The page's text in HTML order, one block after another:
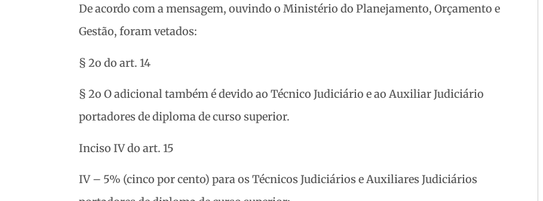
De acordo com a mensagem, ouvindo o Ministério do Planejamento, Orçamento e
Gestão, foram vetados:
§ 2o do art. 14
§ 2o O adicional também é devido ao Técnico Judiciário e ao Auxiliar Judiciário
portadores de diploma de curso superior.
Inciso IV do art. 15
IV – 5% (cinco por cento) para os Técnicos Judiciários e Auxiliares Judiciários